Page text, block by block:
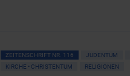
ZEITENSCHRIFT NR. 116 JUDENTUM
KIRCHE • CHRISTENTUM
RELIGIONEN